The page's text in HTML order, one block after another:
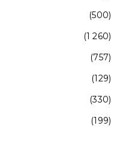
(500)
(1 260)
(757)
(129)
(330)
(199)